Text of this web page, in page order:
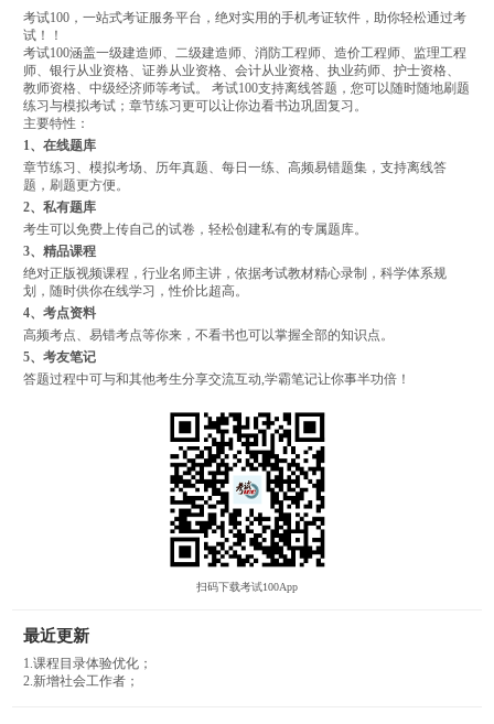
考试100，一站式考证服务平台，绝对实用的手机考证软件，助你轻松通过考
试！！
考试100涵盖一级建造师、二级建造师、消防工程师、造价工程师、监理工程
师、银行从业资格、证券从业资格、会计从业资格、执业药师、护士资格、
教师资格、中级经济师等考试。 考试100支持离线答题，您可以随时随地刷题
练习与模拟考试；章节练习更可以让你边看书边巩固复习。
主要特性：
1、在线题库
章节练习、模拟考场、历年真题、每日一练、高频易错题集，支持离线答
题，刷题更方便。
2、私有题库
考生可以免费上传自己的试卷，轻松创建私有的专属题库。
3、精品课程
绝对正版视频课程，行业名师主讲，依据考试教材精心录制，科学体系规
划，随时供你在线学习，性价比超高。
4、考点资料
高频考点、易错考点等你来，不看书也可以掌握全部的知识点。
5、考友笔记
答题过程中可与和其他考生分享交流互动,学霸笔记让你事半功倍！
扫码下载考试100App
最近更新
1.课程目录体验优化；
2.新增社会工作者；